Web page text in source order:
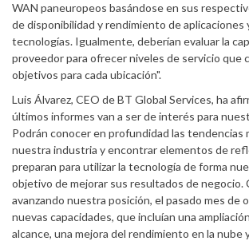
WAN paneuropeos basándose en sus
de disponibilidad y rendimiento de aplicaciones
tecnologías. Igualmente, deberían evaluar la
proveedor para ofrecer niveles de servicio que
objetivos para cada ubicación".
Luis Álvarez, CEO de BT Global Services, ha
últimos informes van a ser de interés para
Podrán conocer en profundidad las tendencias
nuestra industria y encontrar elementos de
preparan para utilizar la tecnología de forma
objetivo de mejorar sus resultados de negocio.
avanzando nuestra posición, el pasado mes de
nuevas capacidades, que incluían una
alcance, una mejora del rendimiento en la nube